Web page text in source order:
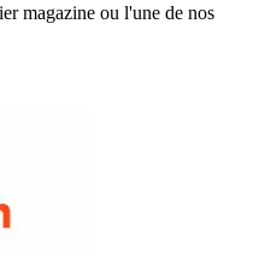
magazine ou l'une de nos